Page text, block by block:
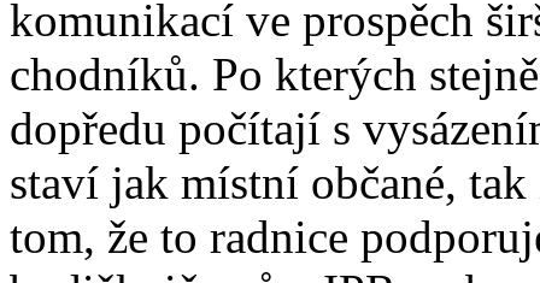
komunikací ve prospěch
chodníků. Po kterých
dopředu počítají s
staví jak místní občané,
tom, že to radnice